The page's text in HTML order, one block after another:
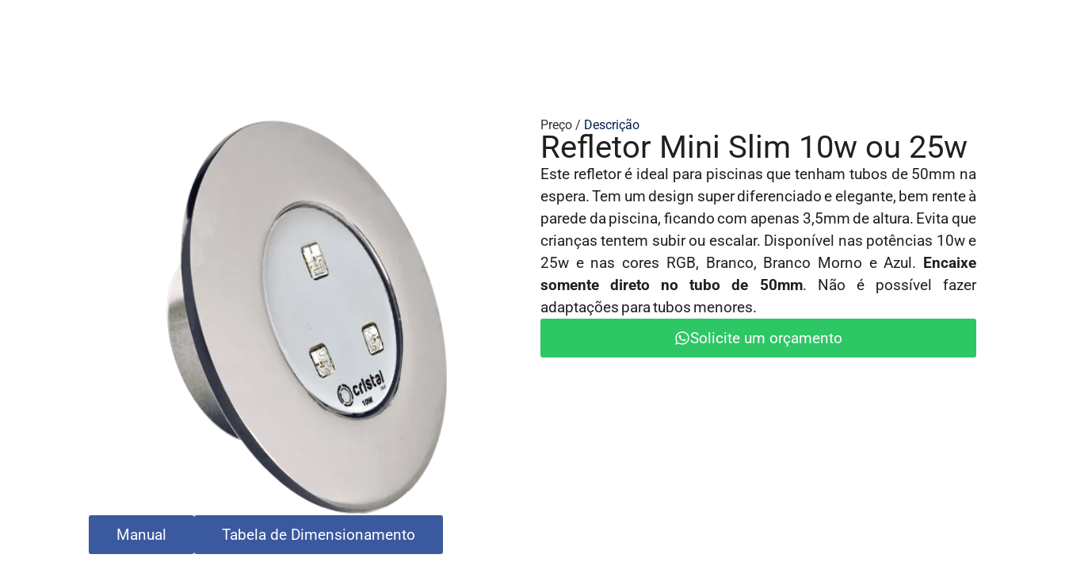
Manual Tabela de Dimensionamento
Preço / Descrição
Refletor Mini Slim 10w ou 25w
Este refletor é ideal para piscinas que tenham tubos de 50mm na
espera. Tem um design super diferenciado e elegante, bem rente à
parede da piscina, ficando com apenas 3,5mm de altura. Evita que
crianças tentem subir ou escalar. Disponível nas potências 10w e
25w e nas cores RGB, Branco, Branco Morno e Azul. Encaixe
somente direto no tubo de 50mm. Não é possível fazer
adaptações para tubos menores.
Solicite um orçamento